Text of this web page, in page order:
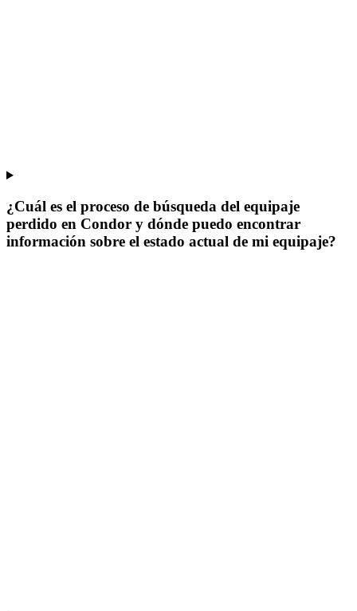
¿Cuál es el proceso de búsqueda del equipaje
perdido en Condor y dónde puedo encontrar
información sobre el estado actual de mi equipaje?